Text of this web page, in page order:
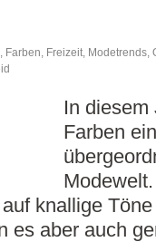
Freizeit, Modetrends,
In diesem
Farben
knallige
es aber auch